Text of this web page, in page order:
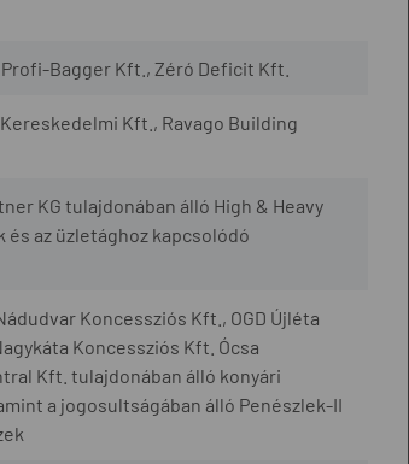
Bagger Kft., Zéró Deficit Kft.
Kft., Ravago Building
KG tulajdonában álló High & Heavy
az üzletághoz kapcsolódó
Koncessziós Kft., OGD Újléta
Koncessziós Kft. Ócsa
Kft. tulajdonában álló konyári
a jogosultságában álló Penészlek-II